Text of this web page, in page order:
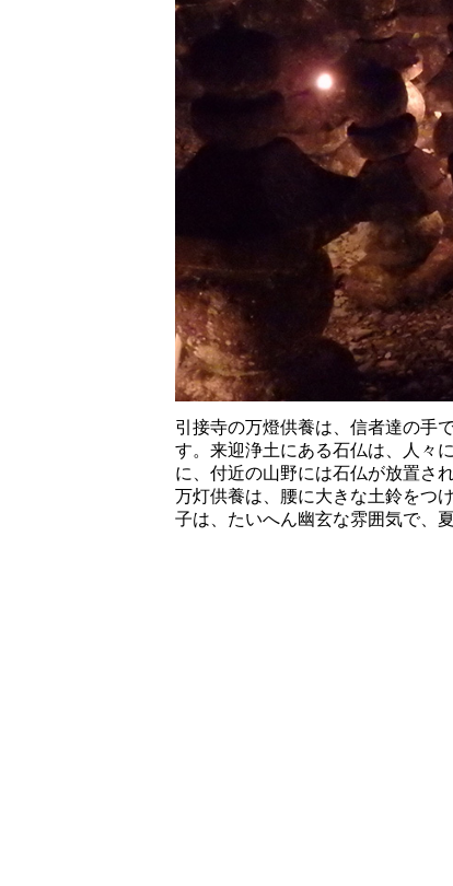
引接寺の万燈供養は、信者達の手
す。来迎浄土にある石仏は、人々
に、付近の山野には石仏が放置さ
万灯供養は、腰に大きな土鈴をつ
子は、たいへん幽玄な雰囲気で、